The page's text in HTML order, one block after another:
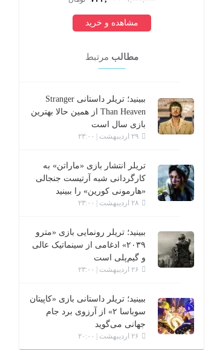
مشاهده و خرید
مطالب مرتبط
ببینید؛ تریلر داستانی Stranger
Than Heaven از همین حالا بهترین
بازی سال است
۲۹ اردیبهشت | ۲۳:۰۰
تریلر انتشار بازی «ماراتن» به
کارگردانی شبه آرتیست جنجالی
«هارمونی کورین» را ببینید
۲۸ اردیبهشت | ۲۳:۰۰
ببینید؛ تریلر رونمایی بازی «مترو
۲۰۳۹» ادغامی از سینماتیک عالی
و گیم‌پلی است
۲۶ اردیبهشت | ۲۳:۰۰
ببینید؛ تریلر داستانی بازی «کاپیتان
سوباسا ۲» از آرزوی برد جام
جهانی می‌گوید
۲۶ اردیبهشت | ۲۰:۰۰